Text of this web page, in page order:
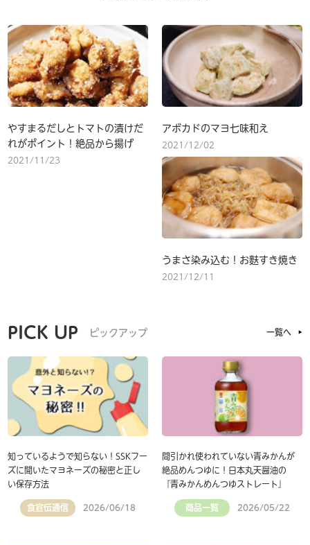
やすまるだしとトマトの漬けだ
れがポイント！絶品から揚げ
2021/11/23
アボカドのマヨ七味和え
2021/12/02
うまさ染み込む！お麩すき焼き
2021/12/11
PICK UP ピックアップ 一覧へ
知っているようで知らない！SSKフー
ズに聞いたマヨネーズの秘密と正し
い保存方法
食宣伝通信 2026/06/18
間引かれ使われていない青みかんが
絶品めんつゆに！日本丸天醤油の
『青みかんめんつゆストレート』
商品一覧 2026/05/22